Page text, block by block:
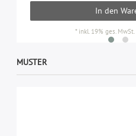
In den
* inkl. 19% ges. MwSt.
MUSTER